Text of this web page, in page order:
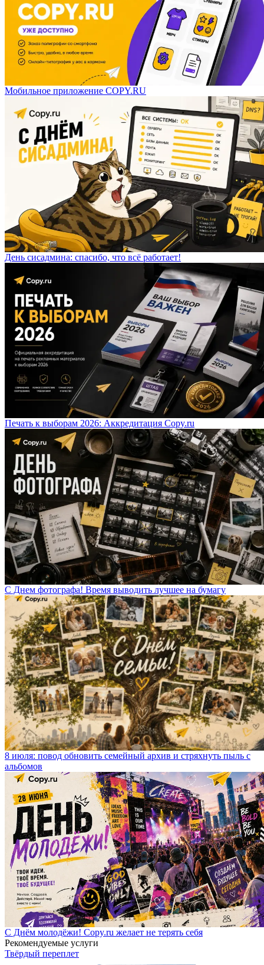
Мобильное приложение COPY.RU
День сисадмина: спасибо, что всё работает!
Печать к выборам 2026: Аккредитация Copy.ru
С Днем фотографа! Время выводить лучшее на бумагу
8 июля: повод обновить семейный архив и стряхнуть пыль с
альбомов
С Днём молодёжи! Copy.ru желает не терять себя
Рекомендуемые услуги
Твёрдый переплет